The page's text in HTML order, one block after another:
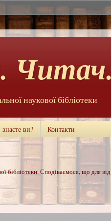
наукової бібліотеки
ви? Контакти
бібліотеки. Сподіваємося, що для